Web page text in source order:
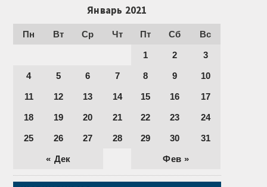
Январь 2021
Пн Вт Ср Чт Пт Сб Вс
« Дек Фев »
1 2 3
4 5 6 7 8 9 10
11 12 13 14 15 16 17
18 19 20 21 22 23 24
25 26 27 28 29 30 31